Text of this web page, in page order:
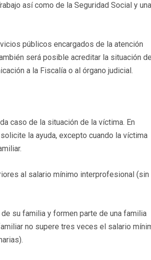
así como de la Seguridad Social y una
públicos encargados de la atención
será posible acreditar la situación de
a la Fiscalía o al órgano judicial.
caso de la situación de la víctima. En
la ayuda, excepto cuando la víctima
al salario mínimo interprofesional (sin
su familia y formen parte de una familia
no supere tres veces el salario